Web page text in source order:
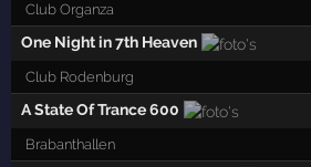
Club Organza
One Night in 7th Heaven
Club Rodenburg
A State Of Trance 600
Brabanthallen